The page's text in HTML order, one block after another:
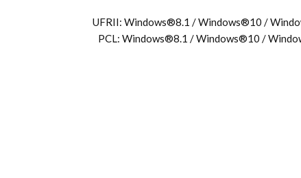
UFRII: Windows®8.1 / Windows®10 /
PCL: Windows®8.1 / Windows®10 /